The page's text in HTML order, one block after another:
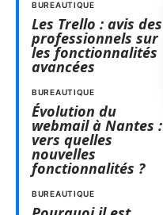
BUREAUTIQUE
Les Trello : avis des
professionnels sur
les fonctionnalités
avancées
BUREAUTIQUE
Évolution du
webmail à Nantes :
vers quelles
nouvelles
fonctionnalités ?
BUREAUTIQUE